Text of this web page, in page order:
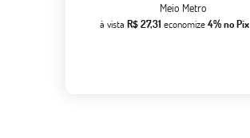
Meio Metro
à vista R$ 27,31 economize4% no Pix